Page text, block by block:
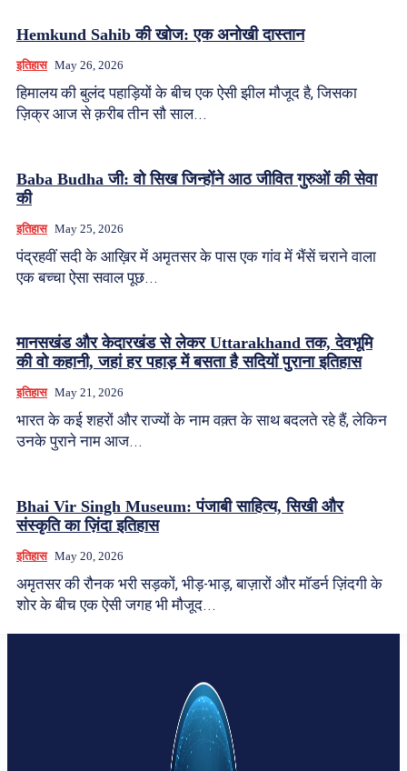
Hemkund Sahib की खोज: एक अनोखी दास्तान
इतिहास May 26, 2026
हिमालय की बुलंद पहाड़ियों के बीच एक ऐसी झील मौजूद है, जिसका
ज़िक्र आज से क़रीब तीन सौ साल...
Baba Budha जी: वो सिख जिन्होंने आठ जीवित गुरुओं की सेवा
की
इतिहास May 25, 2026
पंद्रहवीं सदी के आख़िर में अमृतसर के पास एक गांव में भैंसें चराने वाला
एक बच्चा ऐसा सवाल पूछ...
मानसखंड और केदारखंड से लेकर Uttarakhand तक, देवभूमि
की वो कहानी, जहां हर पहाड़ में बसता है सदियों पुराना इतिहास
इतिहास May 21, 2026
भारत के कई शहरों और राज्यों के नाम वक़्त के साथ बदलते रहे हैं, लेकिन
उनके पुराने नाम आज...
Bhai Vir Singh Museum: पंजाबी साहित्य, सिखी और
संस्कृति का ज़िंदा इतिहास
इतिहास May 20, 2026
अमृतसर की रौनक भरी सड़कों, भीड़-भाड़, बाज़ारों और मॉडर्न ज़िंदगी के
शोर के बीच एक ऐसी जगह भी मौजूद...